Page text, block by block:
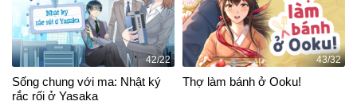
42/22
Sống chung với ma: Nhật ký
rắc rối ở Yasaka
43/32
Thợ làm bánh ở Ooku!